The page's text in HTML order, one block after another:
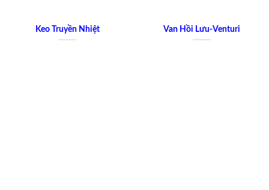
Keo Truyền Nhiệt Van Hồi Lưu-Venturi